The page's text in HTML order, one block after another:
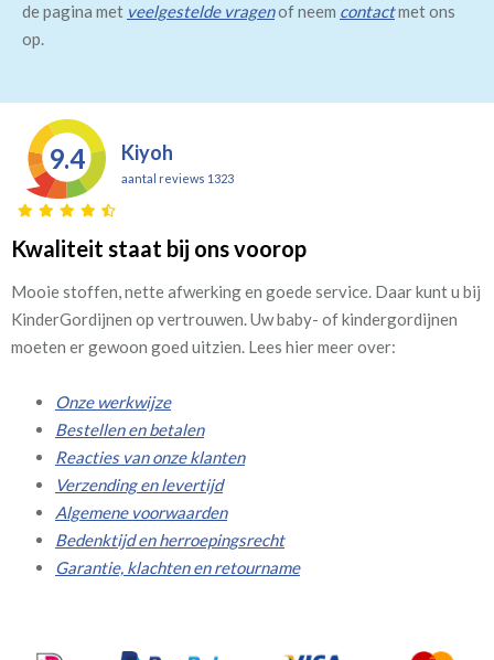
de pagina met veelgestelde vragenof neem contactmet ons
op.
9.4 Kiyoh
aantal reviews 1323
Kwaliteit staat bij ons voorop
Mooie stoffen, nette afwerking en goede service. Daar kunt u bij
KinderGordijnen op vertrouwen. Uw baby- of kindergordijnen
moeten er gewoon goed uitzien. Lees hier meer over:
Onze werkwijze
Bestellen en betalen
Reacties van onze klanten
Verzending en levertijd
Algemene voorwaarden
Bedenktijd en herroepingsrecht
Garantie, klachten en retourname